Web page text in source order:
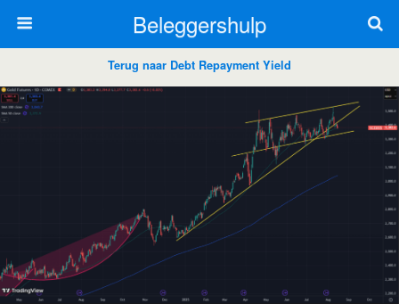
Beleggershulp
Terug naar Debt Repayment Yield